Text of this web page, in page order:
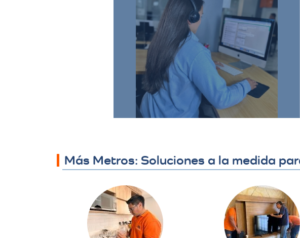
La cotización se envía al cliente,
generalmente por correo electrónico
o el medio que se haya acordado,
para su revisión. El cliente puede
revisar la propuesta, hacer
preguntas y solicitar ajustes si es
necesario.​
Más Metros: Soluciones a la medida